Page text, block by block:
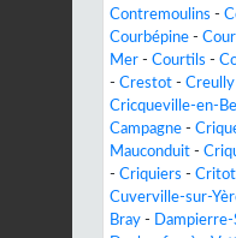
Contremoulins -
Courbépine -
Mer - Courtils -
- Crestot - Creully
Cricqueville-en-
Campagne -
Mauconduit -
- Criquiers - Critot
Cuverville-sur-
Bray -